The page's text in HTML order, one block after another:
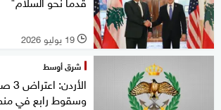
l 19 يوليو 2026
شرق أوسط
وسقوط رابع في